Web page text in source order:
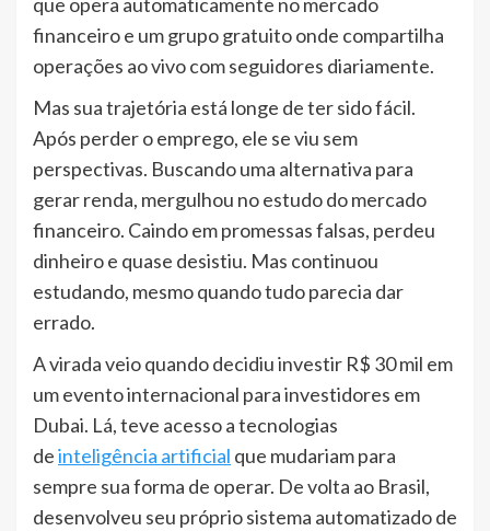
financeiro e um grupo gratuito onde compartilha
operações ao vivo com seguidores diariamente.
Mas sua trajetória está longe de ter sido fácil.
Após perder o emprego, ele se viu sem
perspectivas. Buscando uma alternativa para
gerar renda, mergulhou no estudo do mercado
financeiro. Caindo em promessas falsas, perdeu
dinheiro e quase desistiu. Mas continuou
estudando, mesmo quando tudo parecia dar
errado.
A virada veio quando decidiu investir R$ 30 mil em
um evento internacional para investidores em
Dubai. Lá, teve acesso a tecnologias
deinteligência artificial que mudariam para
sempre sua forma de operar. De volta ao Brasil,
desenvolveu seu próprio sistema automatizado de